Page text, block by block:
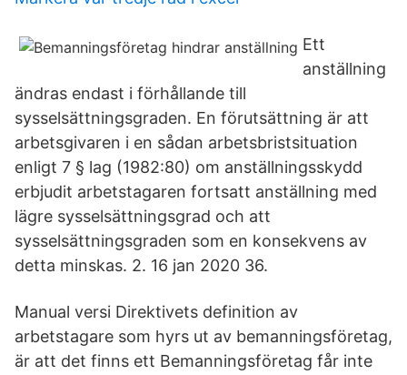
Ett
anställning
ändras endast i förhållande till
sysselsättningsgraden. En förutsättning är att
arbetsgivaren i en sådan arbetsbristsituation
enligt 7 § lag (1982:80) om anställningsskydd
erbjudit arbetstagaren fortsatt anställning med
lägre sysselsättningsgrad och att
sysselsättningsgraden som en konsekvens av
detta minskas. 2. 16 jan 2020 36.
Manual versi Direktivets definition av
arbetstagare som hyrs ut av bemanningsföretag,
är att det finns ett Bemanningsföretag får inte